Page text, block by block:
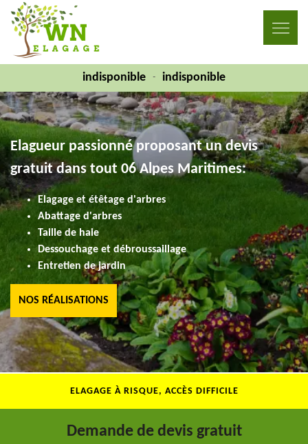
indisponible - indisponible
Elagueur passionné proposant un devis
gratuit dans tout 06 Alpes Maritimes:
Elagage et étêtage d'arbres
Abattage d'arbres
Taille de haie
Dessouchage et débroussaillage
Entretien de jardin
NOS RÉALISATIONS
ELAGAGE À RISQUE, ACCÈS DIFFICILE
Demande de devis gratuit